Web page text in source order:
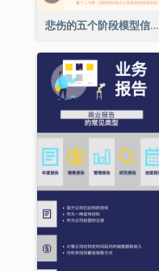
悲伤的五个阶段模型信息图表